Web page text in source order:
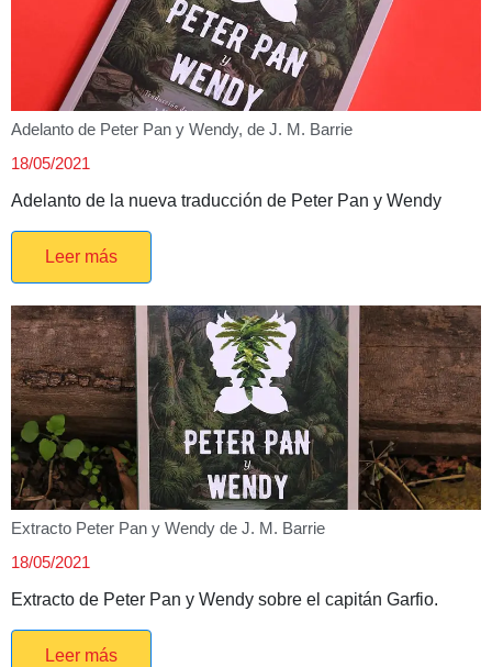
Adelanto de Peter Pan y Wendy, de J. M. Barrie
18/05/2021
Adelanto de la nueva traducción de Peter Pan y Wendy
Leer más
Extracto Peter Pan y Wendy de J. M. Barrie
18/05/2021
Extracto de Peter Pan y Wendy sobre el capitán Garfio.
Leer más